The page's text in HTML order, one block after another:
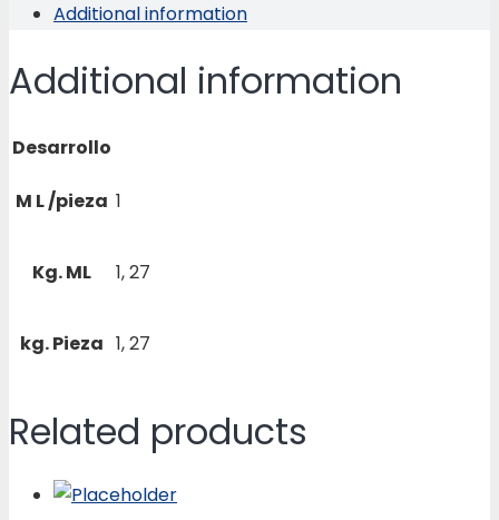
CARR)Additional information
Additional information
Desarrollo
M L /pieza 1
Kg. ML 1, 27
kg. Pieza 1, 27
Related products